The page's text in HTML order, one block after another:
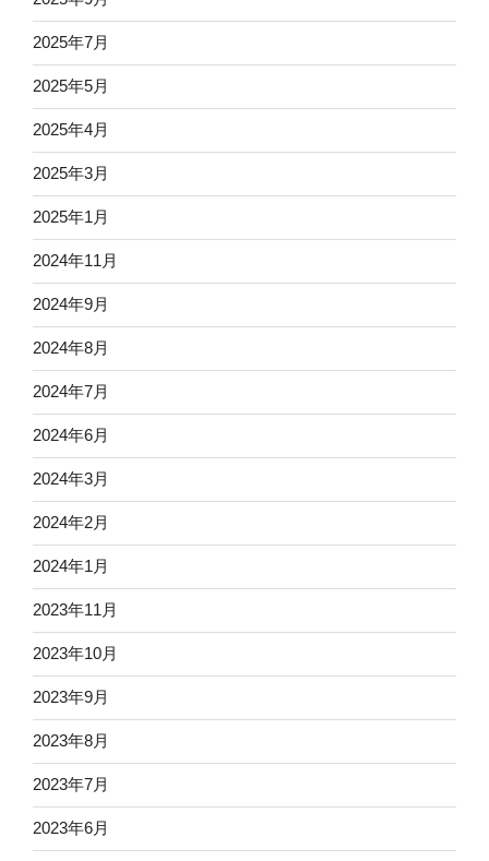
2025年7月
2025年5月
2025年4月
2025年3月
2025年1月
2024年11月
2024年9月
2024年8月
2024年7月
2024年6月
2024年3月
2024年2月
2024年1月
2023年11月
2023年10月
2023年9月
2023年8月
2023年7月
2023年6月